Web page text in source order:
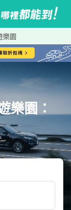
樂園
樂園：